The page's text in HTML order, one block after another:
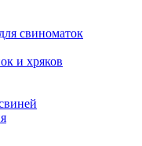
свиноматок
и хряков